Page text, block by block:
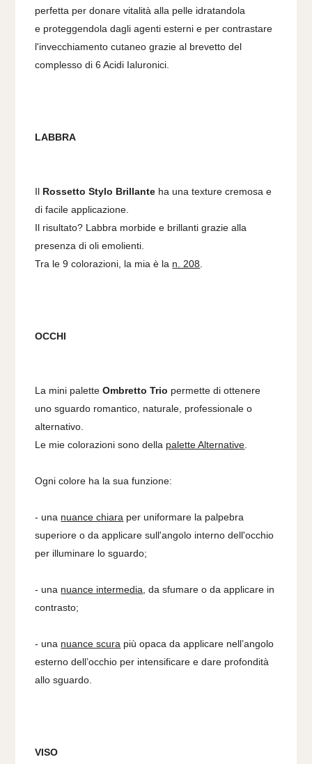
perfetta per donare vitalità alla pelle idratandola
e proteggendola dagli agenti esterni e per contrastare
l'invecchiamento cutaneo grazie al brevetto del
complesso di 6 Acidi Ialuronici.
LABBRA
Il Rossetto Stylo Brillante ha una texture cremosa e
di facile applicazione.
Il risultato? Labbra morbide e brillanti grazie alla
presenza di oli emolienti.
Tra le 9 colorazioni, la mia è la n. 208.
OCCHI
La mini paletteOmbretto Trio permette di ottenere
uno sguardo romantico, naturale, professionale o
alternativo.
Le mie colorazioni sono della palette Alternative.
Ogni colore ha la sua funzione:
- una nuance chiara per uniformare la palpebra
superiore o da applicare sull'angolo interno dell'occhio
per illuminare lo sguardo;
- una nuance intermedia, da sfumare o da applicare in
contrasto;
- una nuance scura più opaca da applicare nell’angolo
esterno dell’occhio per intensificare e dare profondità
allo sguardo.
VISO